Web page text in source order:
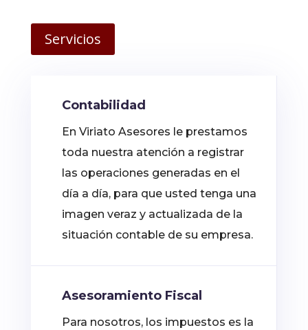
Servicios
Contabilidad
En Viriato Asesores le prestamos
toda nuestra atención a registrar
las operaciones generadas en el
día a día, para que usted tenga una
imagen veraz y actualizada de la
situación contable de su empresa.
Asesoramiento Fiscal
Para nosotros, los impuestos es la